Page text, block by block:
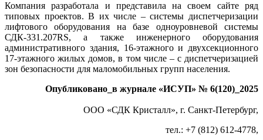
Компания разработала и представила на своем сайте ряд
типовых проектов. В их числе – системы диспетчеризации
лифтового оборудования на ба­зе одноуровневой системы
СДК‑331.207RS, а также инженерного оборудования
административного здания, 16‑этажного и двухсекционного
17‑этажного жилых домов, в том числе – с диспетчеризацией
зон безопасности для маломобильных групп населения.
Опубликовано_в журнале «ИСУП» № 6(120)_2025
ООО «СДК Кристалл», г. Санкт-Петербург,
тел.: +7 (812) 612‑4778,